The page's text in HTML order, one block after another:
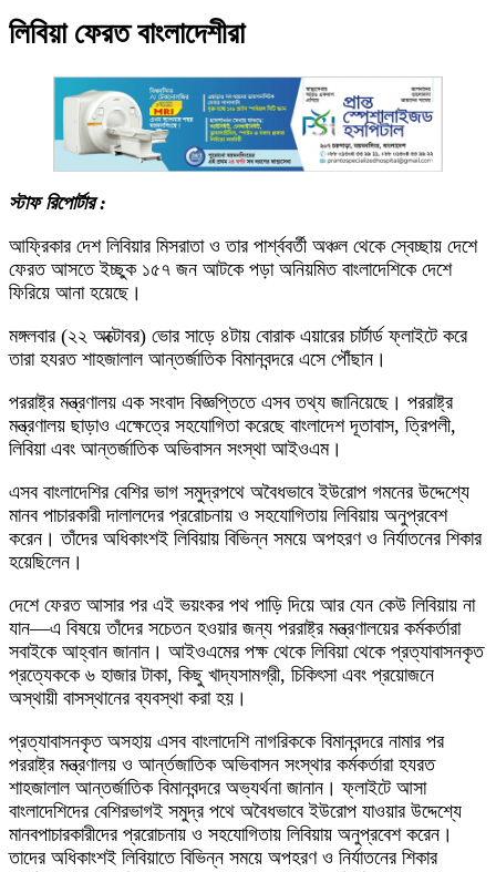
লিবিয়া ফেরত বাংলাদেশীরা
স্টাফ রিপোর্টার :
আফ্রিকার দেশ লিবিয়ার মিসরাতা ও তার পার্শ্ববর্তী অঞ্চল থেকে স্বেচ্ছায় দেশে
ফেরত আসতে ইচ্ছুক ১৫৭ জন আটকে পড়া অনিয়মিত বাংলাদেশিকে দেশে
ফিরিয়ে আনা হয়েছে।
মঙ্গলবার (২২ অক্টোবর) ভোর সাড়ে ৪টায় বোরাক এয়ারের চার্টার্ড ফ্লাইটে করে
তারা হযরত শাহজালাল আন্তর্জাতিক বিমানবন্দরে এসে পৌঁছান।
পররাষ্ট্র মন্ত্রণালয় এক সংবাদ বিজ্ঞপ্তিতে এসব তথ্য জানিয়েছে। পররাষ্ট্র
মন্ত্রণালয় ছাড়াও এক্ষেত্রে সহযোগিতা করেছে বাংলাদেশ দূতাবাস, ত্রিপলী,
লিবিয়া এবং আন্তর্জাতিক অভিবাসন সংস্থা আইওএম।
এসব বাংলাদেশির বেশির ভাগ সমুদ্রপথে অবৈধভাবে ইউরোপ গমনের উদ্দেশ্যে
মানব পাচারকারী দালালদের প্ররোচনায় ও সহযোগিতায় লিবিয়ায় অনুপ্রবেশ
করেন। তাঁদের অধিকাংশই লিবিয়ায় বিভিন্ন সময়ে অপহরণ ও নির্যাতনের শিকার
হয়েছিলেন।
দেশে ফেরত আসার পর এই ভয়ংকর পথ পাড়ি দিয়ে আর যেন কেউ লিবিয়ায় না
যান—এ বিষয়ে তাঁদের সচেতন হওয়ার জন্য পররাষ্ট্র মন্ত্রণালয়ের কর্মকর্তারা
সবাইকে আহ্বান জানান। আইওএমের পক্ষ থেকে লিবিয়া থেকে প্রত্যাবাসনকৃত
প্রত্যেককে ৬ হাজার টাকা, কিছু খাদ্যসামগ্রী, চিকিৎসা এবং প্রয়োজনে
অস্থায়ী বাসস্থানের ব্যবস্থা করা হয়।
প্রত্যাবাসনকৃত অসহায় এসব বাংলাদেশি নাগরিককে বিমানবন্দরে নামার পর
পররাষ্ট্র মন্ত্রণালয় ও আর্ন্তজাতিক অভিবাসন সংস্থার কর্মকর্তারা হযরত
শাহজালাল আন্তর্জাতিক বিমানবন্দরে অভ্যর্থনা জানান। ফ্লাইটে আসা
বাংলাদেশিদের বেশিরভাগই সমুদ্র পথে অবৈধভাবে ইউরোপ যাওয়ার উদ্দেশ্যে
মানবপাচারকারীদের প্ররোচনায় ও সহযোগিতায় লিবিয়ায় অনুপ্রবেশ করেন।
তাদের অধিকাংশই লিবিয়াতে বিভিন্ন সময়ে অপহরণ ও নির্যাতনের শিকার